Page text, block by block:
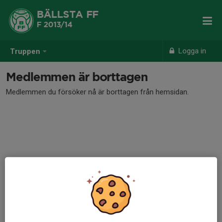
Truppen Logga in
BÄLLSTA FF
F 2013/14
Medlemmen är borttagen
Medlemmen du försöker nå är borttagen från hemsidan.